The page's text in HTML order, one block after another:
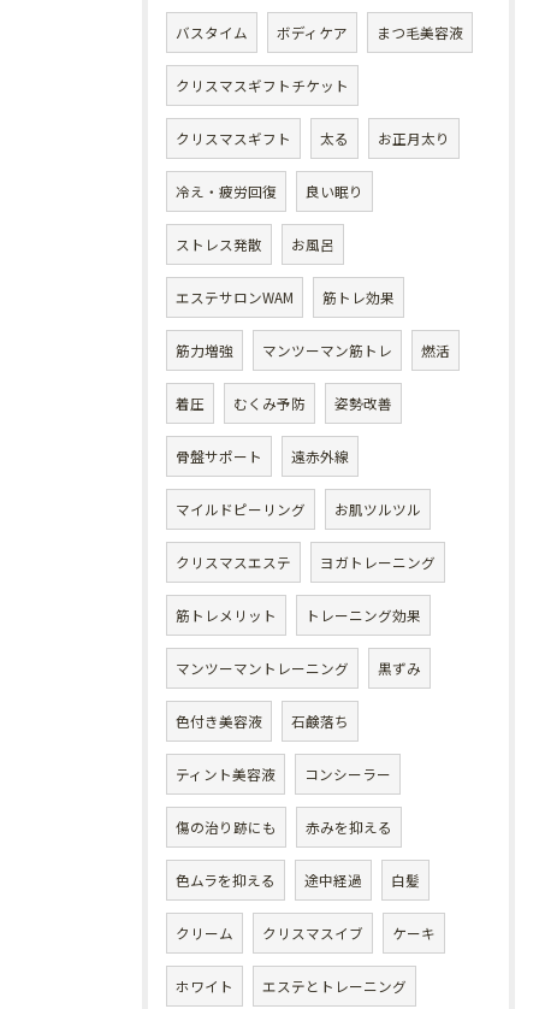
バスタイム ボディケア まつ毛美容液
クリスマスギフトチケット
クリスマスギフト 太る お正月太り
冷え・疲労回復 良い眠り
ストレス発散 お風呂
エステサロンWAM 筋トレ効果
筋力増強 マンツーマン筋トレ 燃活
着圧 むくみ予防 姿勢改善
骨盤サポート 遠赤外線
マイルドピーリング お肌ツルツル
クリスマスエステ ヨガトレーニング
筋トレメリット トレーニング効果
マンツーマントレーニング 黒ずみ
色付き美容液 石鹸落ち
ティント美容液 コンシーラー
傷の治り跡にも 赤みを抑える
色ムラを抑える 途中経過 白髪
クリーム クリスマスイブ ケーキ
ホワイト エステとトレーニング